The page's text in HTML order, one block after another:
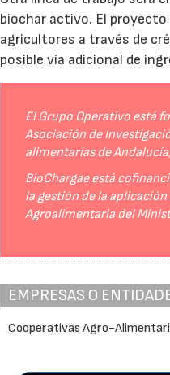
biochar activo. El
agricultores a través de
posible vía adicional de
El Grupo Operativo está
Asociación de
alimentarias de
BioChargae está
la gestión de la
Agroalimentaria del
EMPRESAS O
Cooperativas Agro-